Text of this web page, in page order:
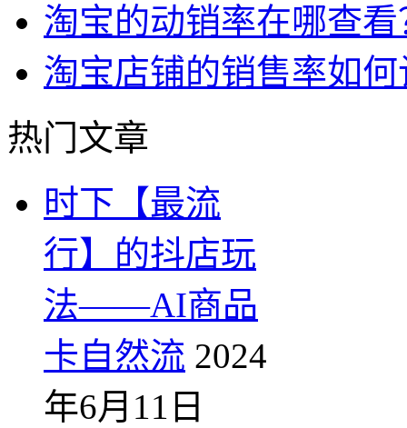
淘宝的动销率在哪查看
淘宝店铺的销售率如
热门文章
时下【最流
行】的抖店玩
法——AI商品
卡自然流 2024
年6月11日